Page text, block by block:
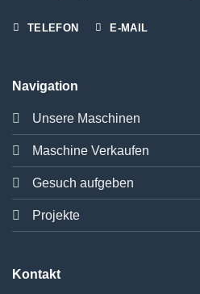
TELEFON E-MAIL
Navigation
Unsere Maschinen
Maschine Verkaufen
Gesuch aufgeben
Projekte
Kontakt